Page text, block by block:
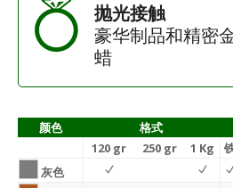
抛光接触
豪华制品和精密
蜡
颜色 格式
120 gr
250 gr 1 Kg
灰色